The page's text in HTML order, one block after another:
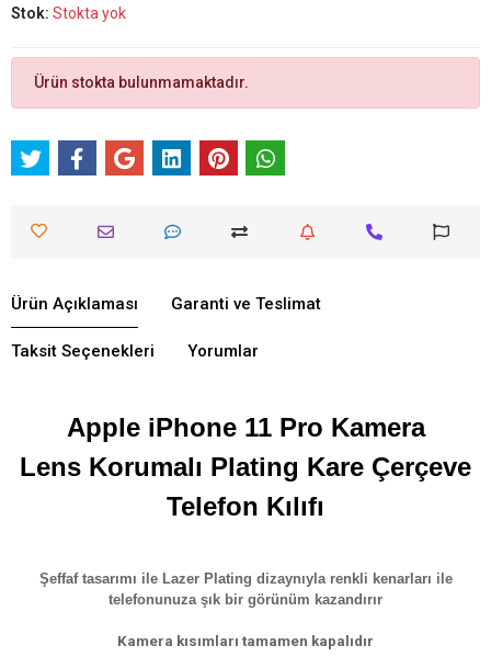
Stok: Stokta yok
Ürün stokta bulunmamaktadır.
Ürün Açıklaması Garanti ve Teslimat
Taksit Seçenekleri Yorumlar
Apple iPhone 11 Pro Kamera
Lens Korumalı Plating Kare Çerçeve
Telefon Kılıfı
Şeffaf tasarımı ile Lazer Plating dizaynıyla renkli kenarları ile
telefonunuza şık bir görünüm kazandırır
Kamera kısımları tamamen kapalıdır